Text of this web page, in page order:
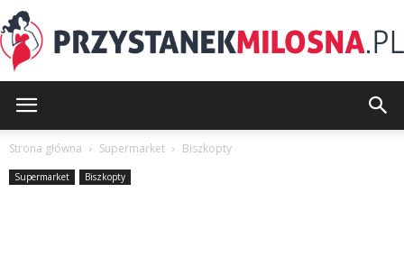
Strona główna Supermarket Biszkopty
Supermarket Biszkopty